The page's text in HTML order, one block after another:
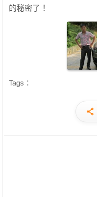
的秘密了！
Tags：